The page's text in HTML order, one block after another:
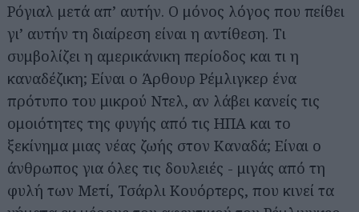
Ρόγιαλ μετά απ’ αυτήν. Ο μόνος λόγος που πείθει
γι’ αυτήν τη διαίρεση είναι η αντίθεση. Τι
συμβολίζει η αμερικάνικη περίοδος και τι η
καναδέζικη; Είναι ο Άρθουρ Ρέμλιγκερ ένα
πρότυπο του μικρού Ντελ, αν λάβει κανείς τις
ομοιότητες της φυγής από τις ΗΠΑ και το
ξεκίνημα μιας νέας ζωής στον Καναδά; Είναι ο
άνθρωπος για όλες τις δουλειές - μιγάς από τη
φυλή των Μετί, Τσάρλι Κουόρτερς, που κινεί τα